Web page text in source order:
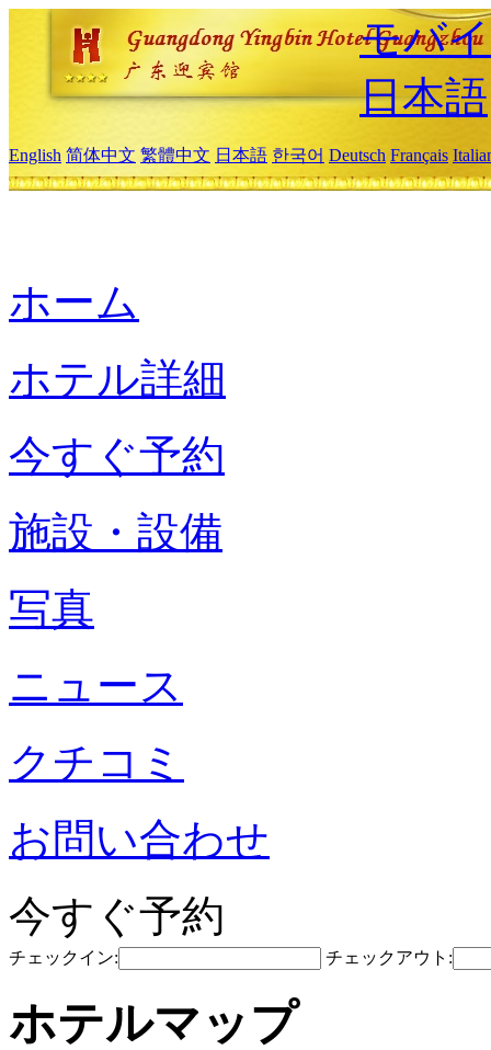
モバ
日本語
English 简体中文 繁體中文 日本語 한국어 Deutsch Français
ホーム
ホテル詳細
今すぐ予約
施設・設備
写真
ニュース
クチコミ
お問い合わせ
今すぐ予約
チェックイン: チェックアウト:
ホテルマップ